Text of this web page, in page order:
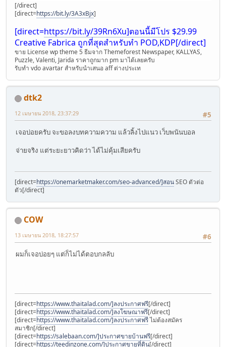
[/direct]
[direct=https://bit.ly/3A3xBjx]
[direct=https://bit.ly/39Rn6Xu]ตอนนี้มีโปร $29.99
Creative Fabrica ถูกที่สุดสำหรับทำ POD,KDP[/direct]
ขาย License wp theme 5 ธีมจา่ก Themeforest Newspaper, KALLYAS,
Puzzle, Valenti, Jarida ราคาถูกมาก pm มาได้เลยครับ
รับทำ vdo avartar สำหรับนำเสนอ aff ต่างประเท
dtk2
#5
12 เมษายน 2018, 23:37:29
เจอบ่อยครับ จะขอลงบทความความ แล้วลิ้งไปแนว เว็บพนันบอล
จ่ายจริง แต่ระยะยาวคิดว่า ได้ไม่คุ้มเสียครับ
[direct=https://onemarketmaker.com/seo-advanced/]สอนSEO ตัวต่อ
ตัว[/direct]
COW
#6
13 เมษายน 2018, 18:27:57
ผมก็เจอบ่อยๆ แต่ก็ไม่ได้ตอบกลลับ
[direct=https://www.thaitalad.com/]ลงประกาศฟรี[/direct]
[direct=https://www.thaitalad.com/]ลงโฆษณาฟรี[/direct]
[direct=https://www.thaitalad.com/]ลงประกาศฟรีไม่ต้องสมัคร
สมาชิก[/direct]
[direct=https://salebaan.com/]ประกาศขายบ้านฟรี[/direct]
[direct=https://teedinzone.com/]ประกาศขายที่ดิน[/direct]